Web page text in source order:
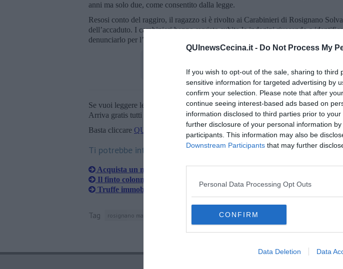
QUInewsCecina.it - Do Not Process My
If you wish to opt-out of the sale, sharing to
sensitive information for targeted advertising by
confirm your selection. Please note that after
continue seeing interest-based ads based on
information disclosed to third parties prior to
further disclosure of your personal information
participants. This information may also be
Downstream Participants that may further
Personal Data Processing Opt Outs
CONFIRM
Data Deletion Data
anni ma solo due, come consentito dalla legge.
Resosi conto del raggiro, il ragazzo si è rivolto ai Carabinieri di Rosignano
dell’accaduto. I carabinieri hanno avviato subito le indagini riuscendo a
denunciarlo per l’ipotesi del reato di truffa.
Se vuoi leggere le notizie principali della Toscana iscriviti alla Newsletter
Arriva gratis tutti i giorni alle 20:00 direttamente nella tua casella di posta.
Basta cliccare QUI
Ti potrebbe interessare anche:
Acquista un motore sul web e il venditore sparisce
Il finto colonnello le prosciuga i risparmi
Truffe immobiliari, due arresti e quattro denunce
Tag rosignano marittimo stazione di rosignano livorno